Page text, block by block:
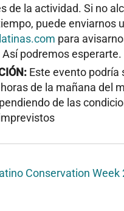
de la actividad. Si no
puede enviarnos
para
podremos esperarte.
Este evento podría
de la mañana del
de las
Conservation Week